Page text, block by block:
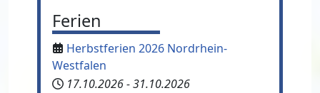
Ferien
Herbstferien 2026 Nordrhein-
Westfalen
17.10.2026-31.10.2026